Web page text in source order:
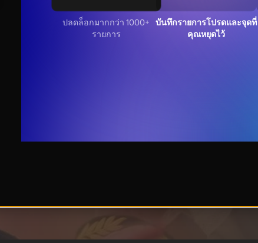
ปลดล็อกมากกว่า 1000+
รายการ
บันทึกรายการโปรดและจุดที่
คุณหยุดไว้